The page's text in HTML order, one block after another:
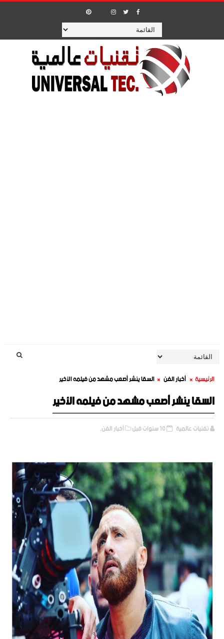
الرئيسية أخبار الفن السقا ينشر أصعب مشهد من فيلمه الأخير
السقا ينشر أصعب مشهد من فيلمه الأخير
تقنيات عالمية 10 سنوات قبل أخبار الفن,